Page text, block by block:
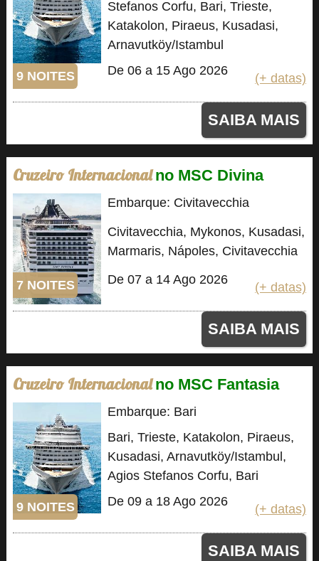
9 NOITES
Stefanos Corfu, Bari, Trieste,
Katakolon, Piraeus, Kusadasi,
Arnavutköy/Istambul
De 06 a 15 Ago 2026
(+ datas)
SAIBA MAIS
Cruzeiro Internacional no MSC Divina
7 NOITES
Embarque: Civitavecchia
Civitavecchia, Mykonos, Kusadasi,
Marmaris, Nápoles, Civitavecchia
De 07 a 14 Ago 2026
(+ datas)
SAIBA MAIS
Cruzeiro Internacional no MSC Fantasia
9 NOITES
Embarque: Bari
Bari, Trieste, Katakolon, Piraeus,
Kusadasi, Arnavutköy/Istambul,
Agios Stefanos Corfu, Bari
De 09 a 18 Ago 2026
(+ datas)
SAIBA MAIS